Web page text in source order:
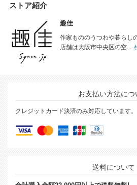
ストア紹介
趣佳
作家もののうつわや暮らし
店舗は大阪市中央区の空...
お支払い方法につ
クレジットカード決済のみ対応しています。
送料について